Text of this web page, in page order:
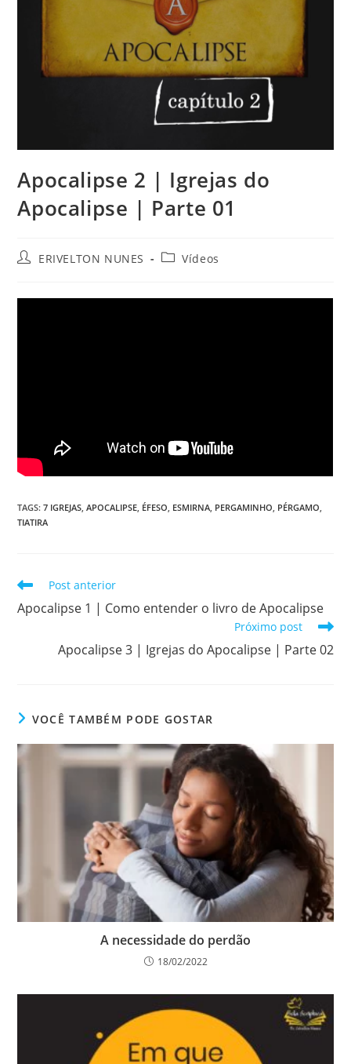
Apocalipse 2 | Igrejas do
Apocalipse | Parte 01
ERIVELTON NUNES Vídeos
TAGS:7 IGREJAS, APOCALIPSE, ÉFESO, ESMIRNA, PERGAMINHO, PÉRGAMO,
TIATIRA
Post anterior
Apocalipse 1 | Como entender o livro de Apocalipse
Próximo post
Apocalipse 3 | Igrejas do Apocalipse | Parte 02
VOCÊ TAMBÉM PODE GOSTAR
A necessidade do perdão
18/02/2022